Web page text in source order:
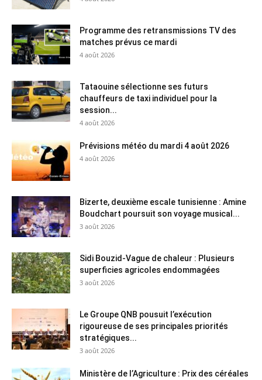
Programme des retransmissions TV des
matches prévus ce mardi
4 août 2026
Tataouine sélectionne ses futurs
chauffeurs de taxi individuel pour la
session...
4 août 2026
Prévisions météo du mardi 4 août 2026
4 août 2026
Bizerte, deuxième escale tunisienne : Amine
Boudchart poursuit son voyage musical...
3 août 2026
Sidi Bouzid-Vague de chaleur : Plusieurs
superficies agricoles endommagées
3 août 2026
Le Groupe QNB pousuit l’exécution
rigoureuse de ses principales priorités
stratégiques...
3 août 2026
Ministère de l’Agriculture : Prix des céréales